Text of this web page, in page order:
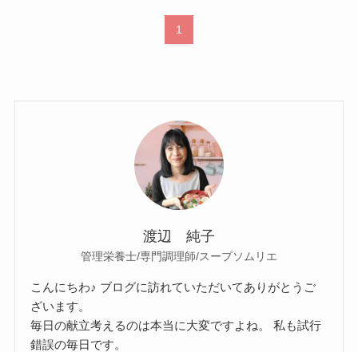
1
渡辺 純子
管理栄養士/専門調理師/スープソムリエ
こんにちわ♪ ブログに訪れていただいてありがとうご
ざいます。
毎日の献立考えるのは本当に大変ですよね。 私も試行
錯誤の毎日です。